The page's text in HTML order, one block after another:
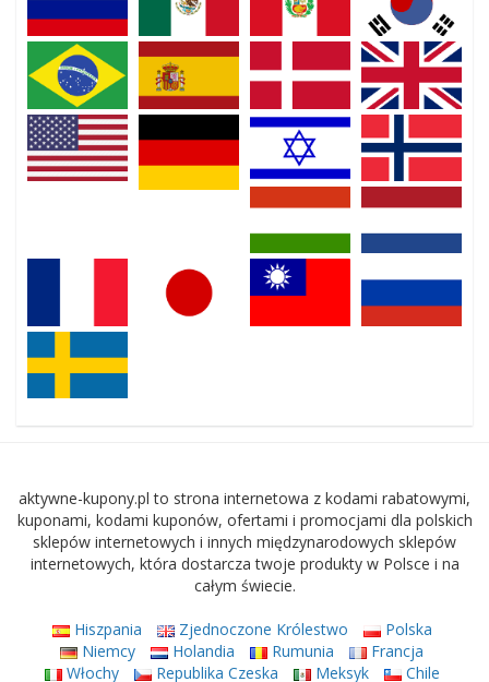
aktywne-kupony.pl to strona internetowa z kodami rabatowymi,
kuponami, kodami kuponów, ofertami i promocjami dla polskich
sklepów internetowych i innych międzynarodowych sklepów
internetowych, która dostarcza twoje produkty w Polsce i na
całym świecie.
Hiszpania Zjednoczone Królestwo
Polska
Niemcy
Holandia Rumunia
Francja
Włochy
Republika Czeska Meksyk Chile